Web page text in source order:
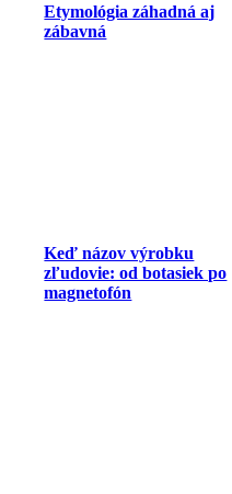
Etymológia záhadná aj
zábavná
Keď názov výrobku
zľudovie: od botasiek po
magnetofón